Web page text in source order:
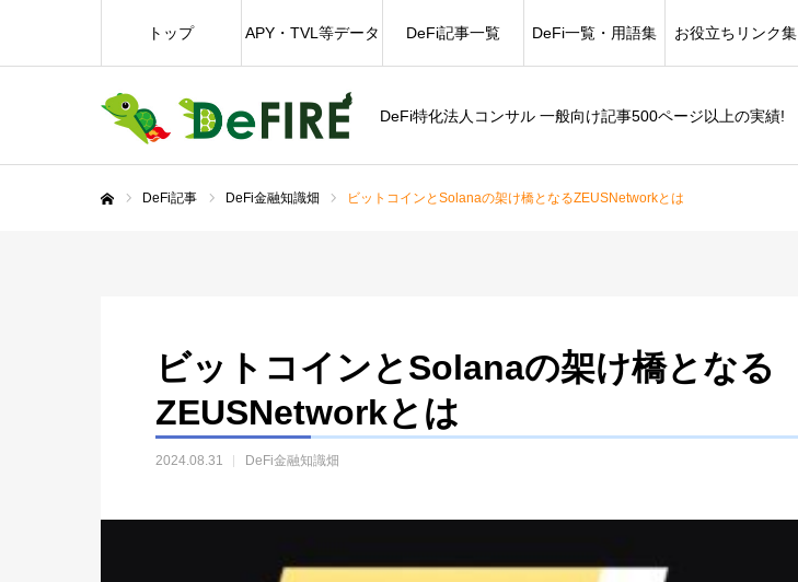
DeFi特化法人コンサル 一般向け記事500ページ以上の実績!
トップ APY・TVL等データ DeFi記事一覧 DeFi一覧・用語集 お役立ちリンク集
DeFi記事 DeFi金融知識畑 ビットコインとSolanaの架け橋となるZEUSNetworkとは
ビットコインとSolanaの架け橋となる
ZEUSNetworkとは
2024.08.31 DeFi金融知識畑